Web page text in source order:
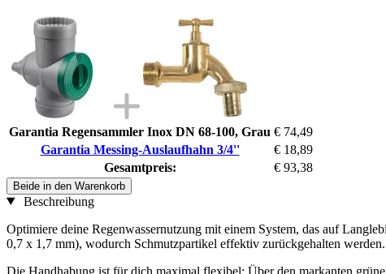
Garantia Regensammler Inox DN 68-100, Grau € 74,49
Garantia Messing-Auslaufhahn 3/4''
€ 18,89
Gesamtpreis:
€ 93,38
Beide in den Warenkorb
Beschreibung
Optimiere deine Regenwassernutzung mit einem System, das auf
0,7 x 1,7 mm), wodurch Schmutzpartikel effektiv zurückgehalten
Die Handhabung ist für dich maximal flexibel: Über den markanten